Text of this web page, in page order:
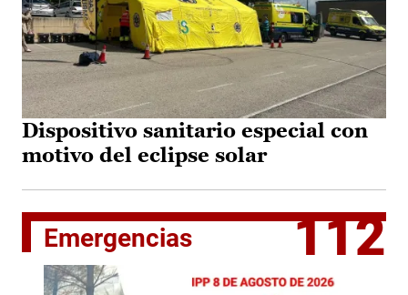
Dispositivo sanitario especial con
motivo del eclipse solar
Emergencias 112